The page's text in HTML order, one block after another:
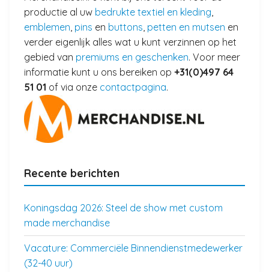
productie al uw bedrukte textiel en kleding,
emblemen, pins en buttons, petten en mutsen en
verder eigenlijk alles wat u kunt verzinnen op het
gebied van premiums en geschenken. Voor meer
informatie kunt u ons bereiken op +31(0)497 64
51 01 of via onze contactpagina.
Recente berichten
Koningsdag 2026: Steel de show met custom
made merchandise
Vacature: Commerciële Binnendienstmedewerker
(32-40 uur)